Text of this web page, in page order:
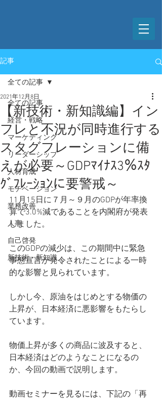
記事
全ての記事
経営・戦略
マーケティング
リーダーシップ
人材育成
モチベーション
業務改善
人事
自己啓発
新技術・新知識
全ての記事
【新技術・新知識編】イン
フレと不況が同時進行する
スタグフレーションに備
えが必要～GDPﾏｲﾅｽ3％ｽﾀ
ｸﾞﾌﾚｰｼｮﾝに要警戒～
2021年12月8日
11月15日に７月～９月のGDPが年率換
算で3.0%減であることを内閣府が発表
しました。
このGDPの減少は、この期間中に緊急
事態宣言が発令されたことによる一時
的な影響と見られています。
しかし今、原油をはじめとする物価の
上昇が、日本経済に悪影響をもたらし
ています。
物価上昇が多くの商品に波及すると、
日本経済はどのようなことになるの
か、今回の動画で説明します。
動画セミナーを見るには、下記の「再